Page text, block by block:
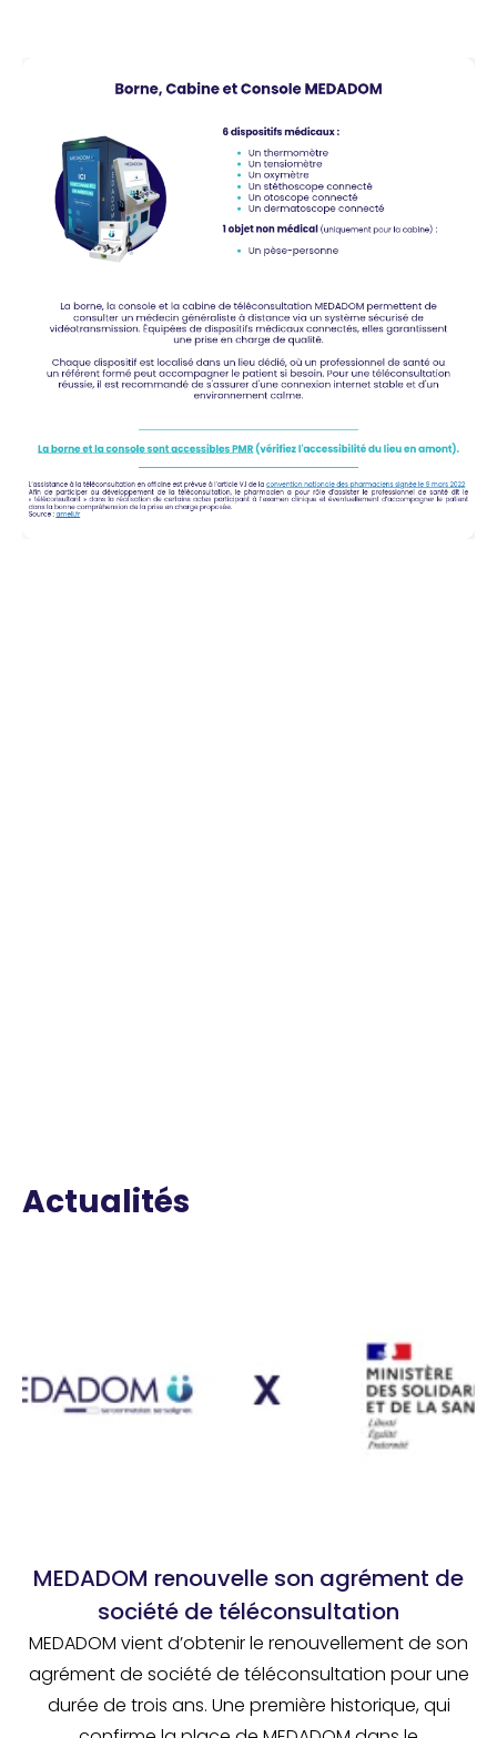
Actualités
MEDADOM renouvelle son agrément de
société de téléconsultation
MEDADOM vient d’obtenir le renouvellement de son
agrément de société de téléconsultation pour une
durée de trois ans. Une première historique, qui